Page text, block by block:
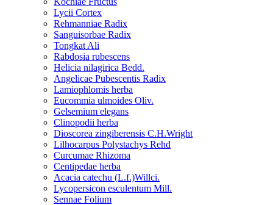
Lycii Cortex
Rehmanniae Radix
Sanguisorbae Radix
Tongkat Ali
Rabdosia rubescens
Helicia nilagirica Bedd.
Angelicae Pubescentis Radix
Lamiophlomis herba
Eucommia ulmoides Oliv.
Gelsemium elegans
Clinopodii herba
Dioscorea zingiberensis C.H.Wright
Lilhocarpus Polystachys Rehd
Curcumae Rhizoma
Centipedae herba
Acacia catechu (L.f.)Willci.
Lycopersicon esculentum Mill.
Sennae Folium